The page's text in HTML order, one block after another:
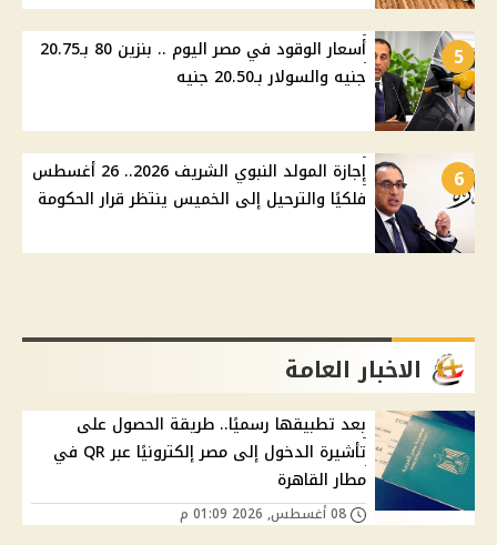
5
أسعار الوقود في مصر اليوم .. بنزين 80 بـ20.75
جنيه والسولار بـ20.50 جنيه
6
إجازة المولد النبوي الشريف 2026.. 26 أغسطس
فلكيًا والترحيل إلى الخميس ينتظر قرار الحكومة
الاخبار العامة
بعد تطبيقها رسميًا.. طريقة الحصول على
تأشيرة الدخول إلى مصر إلكترونيًا عبر QR في
مطار القاهرة